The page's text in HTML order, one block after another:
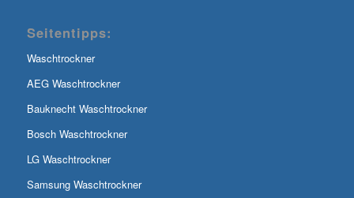
Seitentipps:
Waschtrockner
AEG Waschtrockner
Bauknecht Waschtrockner
Bosch Waschtrockner
LG Waschtrockner
Samsung Waschtrockner